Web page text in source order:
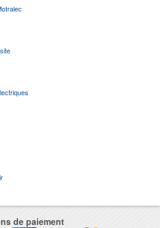
de paiement